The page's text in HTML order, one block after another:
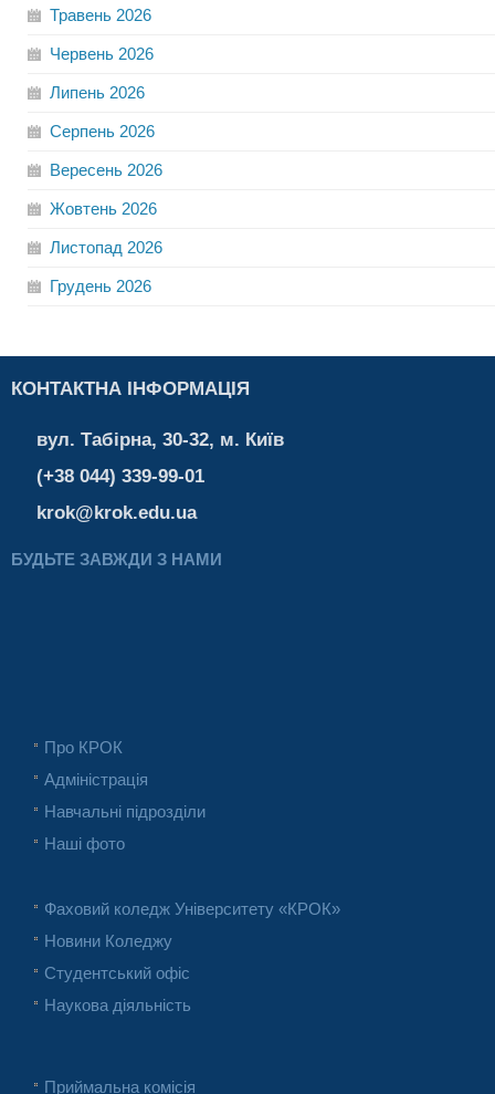
Травень 2026
Червень 2026
Липень 2026
Серпень 2026
Вересень 2026
Жовтень 2026
Листопад 2026
Грудень 2026
КОНТАКТНА ІНФОРМАЦІЯ
вул. Табірна, 30-32, м. Київ
(+38 044) 339-99-01
krok@krok.edu.ua
БУДЬТЕ ЗАВЖДИ З НАМИ
Про КРОК
Адміністрація
Навчальні підрозділи
Наші фото
Фаховий коледж Університету «КРОК»
Новини Коледжу
Студентський офіс
Наукова діяльність
Приймальна комісія